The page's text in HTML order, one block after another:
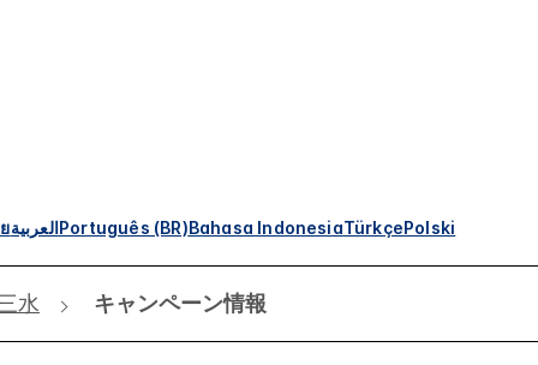
العربيةPortuguês (BR)Bahasa IndonesiaTürkçePolski
水 キャンペーン情報